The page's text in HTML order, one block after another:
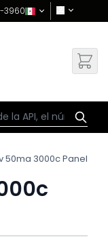
3960
50ma 3000c Panel